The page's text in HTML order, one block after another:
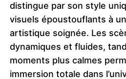
distingue par son style
visuels époustouflants à
artistique soignée. Les
dynamiques et fluides,
moments plus calmes
immersion totale dans